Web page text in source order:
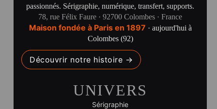
passionnés. Sérigraphie, numérique, transfert, supports.
78, rue Félix Faure · 92700 Colombes · France
Maison fondée à Paris en 1897 · aujourd'hui à
Colombes (92)
Découvrir notre histoire →
UNIVERS
Sérigraphie